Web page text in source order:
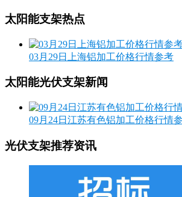
太阳能支架热点
03月29日上海铝加工价格行情参考
太阳能光伏支架新闻
09月24日江苏有色铝加工价格行情
光伏支架推荐资讯